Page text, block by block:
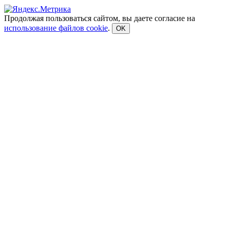
Продолжая пользоваться сайтом, вы даете согласие на
использование файлов cookie. OK